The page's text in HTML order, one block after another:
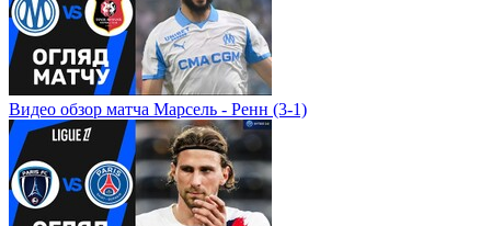
Видео обзор матча Марсель - Ренн (3-1)